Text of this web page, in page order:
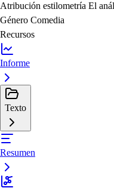
Atribución estilometría El
Género Comedia
Recursos
Informe
Texto
Resumen